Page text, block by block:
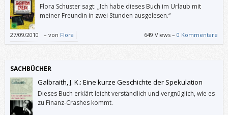
Flora Schuster sagt: „Ich habe dieses Buch im Urlaub mit
meiner Freundin in zwei Stunden ausgelesen.“
27/09/2010 – von Flora 649 Views –0 Kommentare
SACHBÜCHER
Galbraith, J. K.: Eine kurze Geschichte der Spekulation
Dieses Buch erklärt leicht verständlich und vergnüglich, wie es
zu Finanz-Crashes kommt.